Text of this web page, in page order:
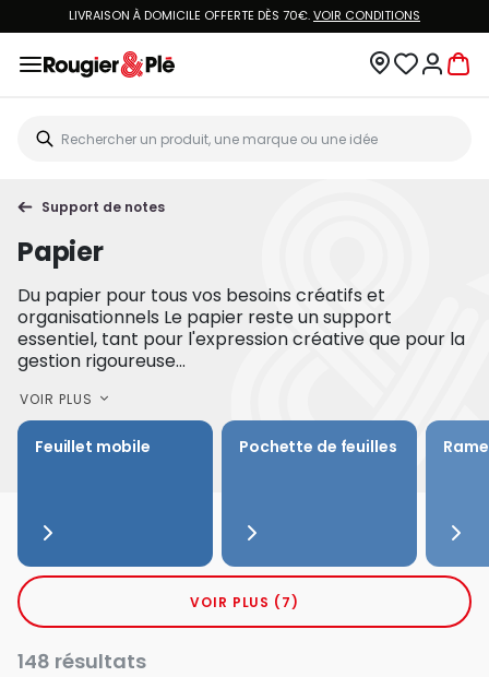
LIVRAISON À DOMICILE OFFERTE DÈS 70€.VOIR CONDITIONS
Support de notes
Papier
Du papier pour tous vos besoins créatifs et
organisationnels Le papier reste un support
essentiel, tant pour l'expression créative que pour la
gestion rigoureuse...
VOIR PLUS
Feuillet mobile Pochette de feuilles
VOIR PLUS (7)
148 résultats